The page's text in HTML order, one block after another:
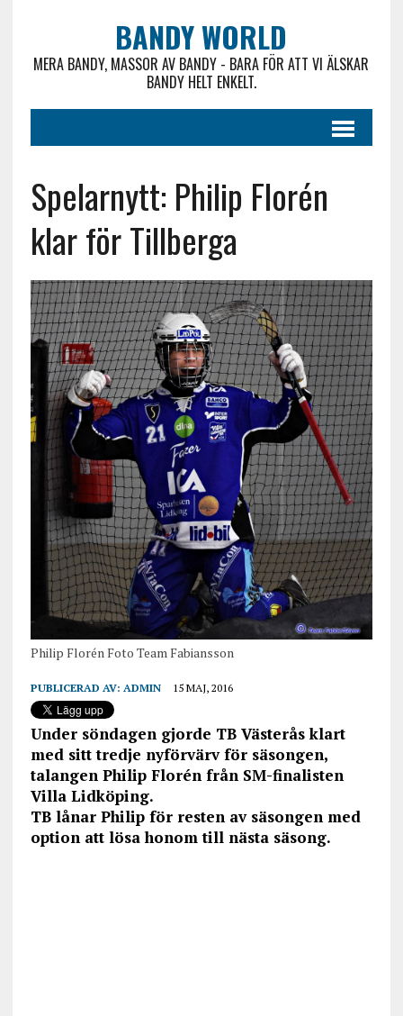
BANDY WORLD
MERA BANDY, MASSOR AV BANDY - BARA FÖR ATT VI ÄLSKAR
BANDY HELT ENKELT.
Spelarnytt: Philip Florén
klar för Tillberga
Philip Florén Foto Team Fabiansson
PUBLICERAD AV: ADMIN 15 MAJ, 2016
Under söndagen gjorde TB Västerås klart
med sitt tredje nyförvärv för säsongen,
talangen Philip Florén från SM-finalisten
Villa Lidköping.
TB lånar Philip för resten av säsongen med
option att lösa honom till nästa säsong.